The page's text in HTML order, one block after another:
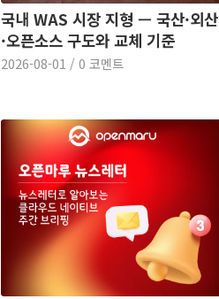
국내 WAS 시장 지형 — 국산·외산
·오픈소스 구도와 교체 기준
2026-08-01 / 0 코멘트